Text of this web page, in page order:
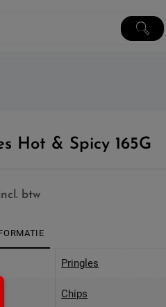
Hot & Spicy 165G
btw
Pringles
Chips